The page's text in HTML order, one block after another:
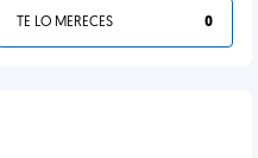
TE LO MERECES 0